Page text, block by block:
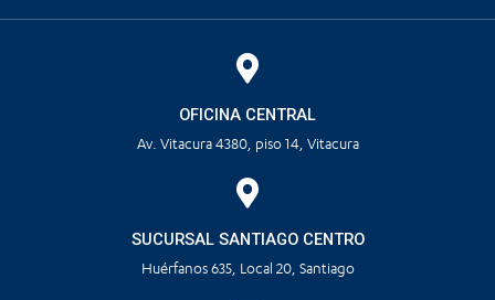
OFICINA CENTRAL
Av. Vitacura 4380, piso 14, Vitacura
SUCURSAL SANTIAGO CENTRO
Huérfanos 635, Local 20, Santiago